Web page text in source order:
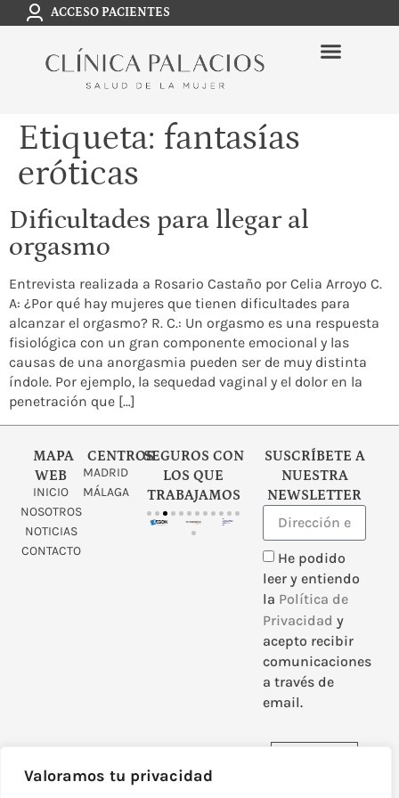
Valoramos tu privacidad
ACCESO PACIENTES
Etiqueta: fantasías
eróticas
Dificultades para llegar al
orgasmo
Entrevista realizada a Rosario Castaño por Celia Arroyo C.
A: ¿Por qué hay mujeres que tienen dificultades para
alcanzar el orgasmo? R. C.: Un orgasmo es una respuesta
fisiológica con un gran componente emocional y las
causas de una anorgasmia pueden ser de muy distinta
índole. Por ejemplo, la sequedad vaginal y el dolor en la
penetración que […]
MAPA
WEB
INICIO
NOSOTROS
NOTICIAS
CONTACTO
CENTROS
MADRID
MÁLAGA
SEGUROS CON
LOS QUE
TRABAJAMOS
SUSCRÍBETE A
NUESTRA
NEWSLETTER
He podido
leer y entiendo
la Política de
Privacidad y
acepto recibir
comunicaciones
a través de
email.